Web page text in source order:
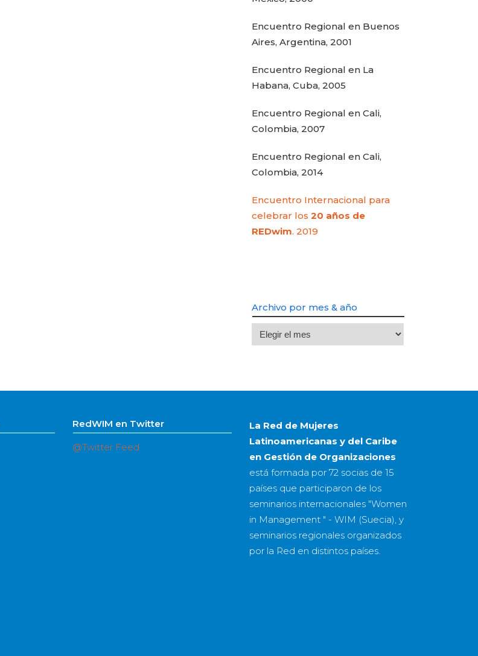
Encuentro Regional en Buenos
Aires, Argentina, 2001
Encuentro Regional en La
Habana, Cuba, 2005
Encuentro Regional en Cali,
Colombia, 2007
Encuentro Regional en Cali,
Colombia, 2014
Encuentro Internacional para
celebrar los20 años de
REDwim. 2019
Archivo por mes & año
Archivo
por
año
RedWIM en Twitter
@Twitter Feed
La Red de Mujeres
Latinoamericanas y del Caribe
en Gestión de Organizaciones
está formada por 72 sociasde 15
paísesque participaron de los
seminarios internacionales "Women
in Management " - WIM (Suecia), y
seminarios regionales organizados
por la Red en distintos países.